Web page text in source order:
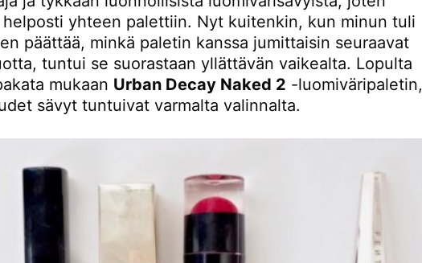
yhteen palettiin. Nyt kuitenkin, kun minun tuli
päättää, minkä paletin kanssa jumittaisin seuraavat
tuntui se suorastaan yllättävän vaikealta. Lopulta
mukaan Urban Decay Naked 2 -luomiväripaletin,
sävyt tuntuivat varmalta valinnalta.